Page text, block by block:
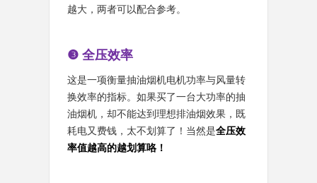
越大，两者可以配合参考。
❸ 全压效率
这是一项衡量抽油烟机电机功率与风量转
换效率的指标。如果买了一台大功率的抽
油烟机，却不能达到理想排油烟效果，既
耗电又费钱，太不划算了！当然是全压效
率值越高的越划算咯！